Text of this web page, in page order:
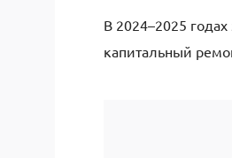
В 2024–2025
капитальный